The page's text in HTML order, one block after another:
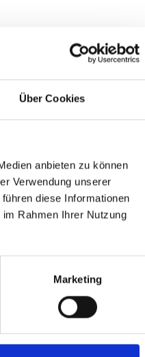
Über Cookies
anbieten zu können
Verwendung unserer
diese Informationen
Rahmen Ihrer Nutzung
Marketing
Plug-in-